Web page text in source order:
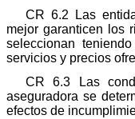
CR 6.2 Las
mejor garanticen los
seleccionan
servicios y precios
CR 6.3 Las
aseguradora se
efectos de